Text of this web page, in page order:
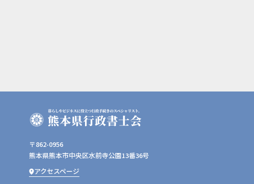
〒862-0956
熊本県熊本市中央区水前寺公園13番36号
アクセスページ